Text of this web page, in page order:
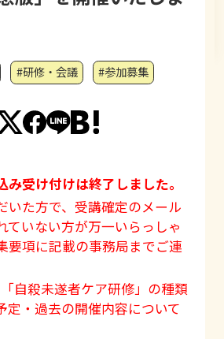
#研修・会議 #参加募集
み受け付けは終了しました。
いた方で、受講確定のメール
ていない方が万一いらっしゃ
要項に記載の事務局までご連
自殺未遂者ケア研修」の種類
定・過去の開催内容について